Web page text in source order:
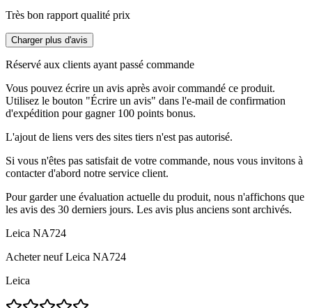
Très bon rapport qualité prix
Charger plus d'avis
Réservé aux clients ayant passé commande
Vous pouvez écrire un avis après avoir commandé ce produit.
Utilisez le bouton "Écrire un avis" dans l'e-mail de confirmation
d'expédition pour gagner 100 points bonus.
L'ajout de liens vers des sites tiers n'est pas autorisé.
Si vous n'êtes pas satisfait de votre commande, nous vous invitons à
contacter d'abord notre service client.
Pour garder une évaluation actuelle du produit, nous n'affichons que
les avis des 30 derniers jours. Les avis plus anciens sont archivés.
Leica NA724
Acheter neuf Leica NA724
Leica